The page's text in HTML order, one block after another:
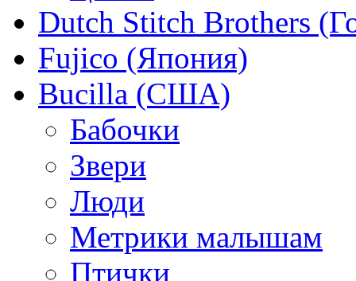
Dutch Stitch Brothers
Fujico (Япония)
Bucilla (США)
Бабочки
Звери
Люди
Метрики малышам
Птички